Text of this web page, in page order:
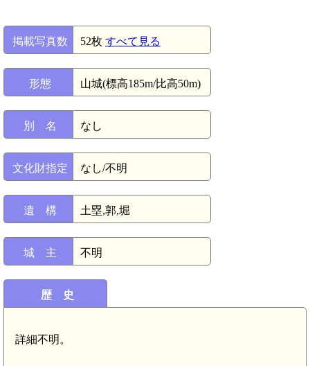
掲載写真数 52枚 すべて見る
形態 山城(標高185m/比高50m)
別 名 なし
文化財指定 なし/不明
遺 構 土塁,郭,堀
城 主 不明
歴 史
詳細不明。